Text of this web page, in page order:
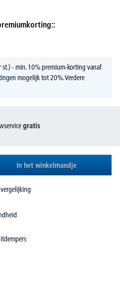
st.) - min. 10% premium-korting vanaf
mogelijk tot 20%.Verdere
gratis
In het winkelmandje